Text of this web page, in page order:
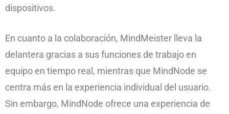
dispositivos.
En cuanto a la colaboración, MindMeister lleva la
delantera gracias a sus funciones de trabajo en
equipo en tiempo real, mientras que MindNode se
centra más en la experiencia individual del usuario.
Sin embargo, MindNode ofrece una experiencia de